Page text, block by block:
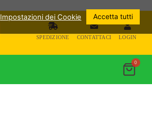
SPEDIZIONE CONTATTACI LOGIN
0
Impostazioni dei Cookie Accetta tutti